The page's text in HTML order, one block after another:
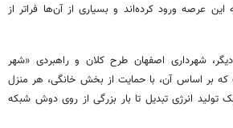
این عرصه ورود کرده‌اند و بسیاری از آن‌ها فراتر از
شهرداری اصفهان طرح کلان و راهبردی «شهر
بر اساس آن، با حمایت از بخش خانگی، هر منزل
تولید انرژی تبدیل تا بار بزرگی از روی دوش شبکه